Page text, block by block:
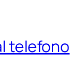
telefono